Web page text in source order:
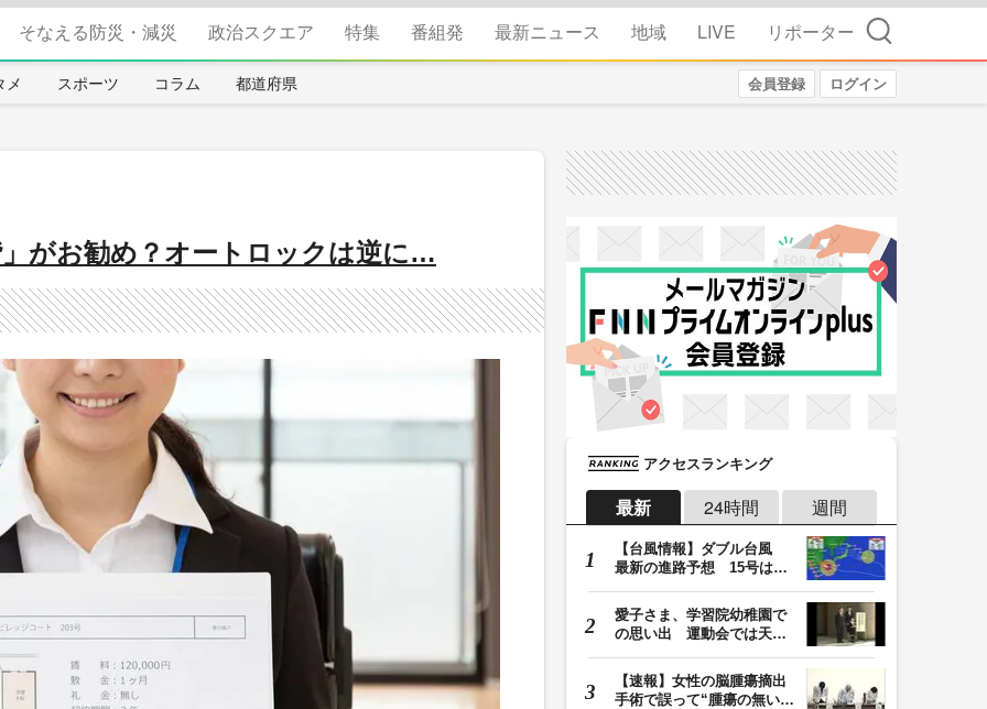
そなえる防災・減災 政治スクエア 特集 番組発 最新ニュース 地域 LIVE リポーター 検索
メ スポーツ コラム 都道府県 会員登録 ログイン
がお勧め？オートロックは逆に…
アクセスランキング
最新 24時間 週間
【台風情報】ダブル台風
最新の進路予想 15号は北
愛子さま、学習院幼稚園で
の思い出 運動会では天皇
【速報】女性の脳腫瘍摘出
手術で誤って“腫瘍の無い部